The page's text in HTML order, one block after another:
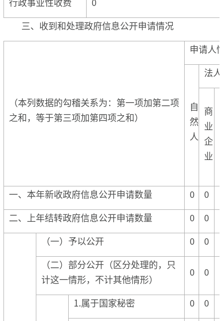
三、收到和处理政府信息公开申请情况
（本列数据的勾稽关系为：第一项加第二项
之和，等于第三项加第四项之和）
申请人
自
然
人
法
商
业
企
业
一、本年新收政府信息公开申请数量 0 0
二、上年结转政府信息公开申请数量
0 0
（一）予以公开 0 0
（二）部分公开（区分处理的，只
计这一情形，不计其他情形）
0 0
1.属于国家秘密 0 0